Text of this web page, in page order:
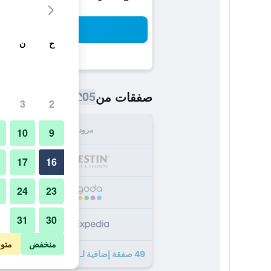
صفقات من1,205 ﷼
مزود
49 صفقة إضافية لـ ذا ويستن بالاس، ميلان
ح ن
2
3
9
10
16
17
23
24
30
31
منخفض